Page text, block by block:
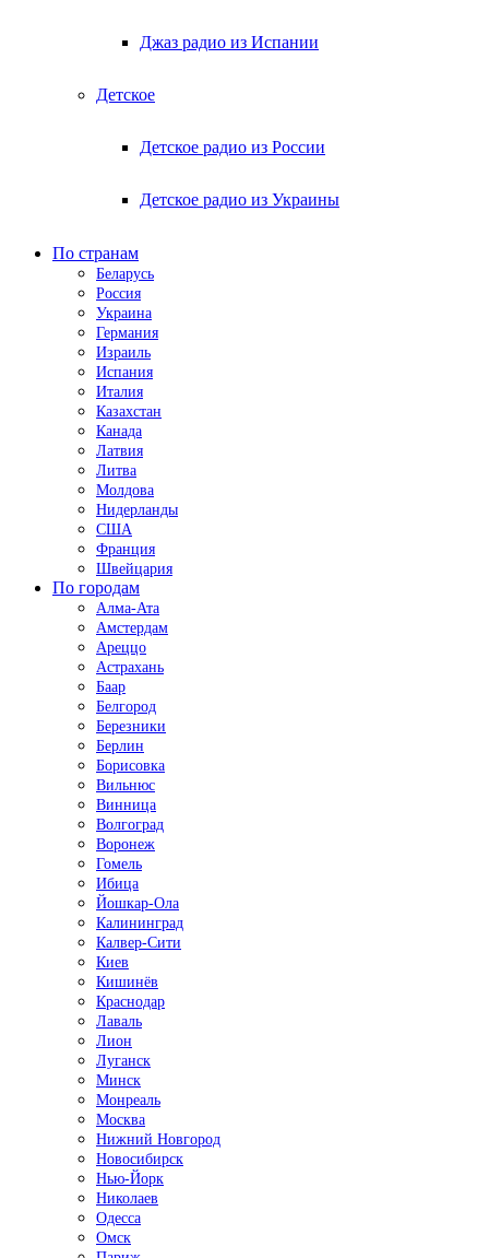
Джаз радио из Испании
Детское
Детское радио из России
Детское радио из Украины
По странам
Беларусь
Россия
Украина
Германия
Израиль
Испания
Италия
Казахстан
Канада
Латвия
Литва
Молдова
Нидерланды
США
Франция
Швейцария
По городам
Алма-Ата
Амстердам
Ареццо
Астрахань
Баар
Белгород
Березники
Берлин
Борисовка
Вильнюс
Винница
Волгоград
Воронеж
Гомель
Ибица
Йошкар-Ола
Калининград
Калвер-Сити
Киев
Кишинёв
Краснодар
Лаваль
Лион
Луганск
Минск
Монреаль
Москва
Нижний Новгород
Новосибирск
Нью-Йорк
Николаев
Одесса
Омск